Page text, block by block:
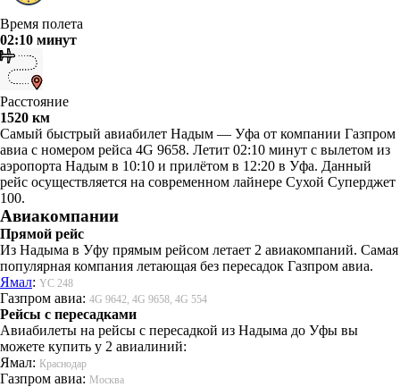
Время полета
02:10 минут
Расстояние
1520 км
Самый быстрый авиабилет Надым — Уфа от компании Газпром
авиа с номером рейса 4G 9658. Летит 02:10 минут с вылетом из
аэропорта Надым в 10:10 и прилётом в 12:20 в Уфа. Данный
рейс осуществляется на современном лайнере Сухой Суперджет
100.
Авиакомпании
Прямой рейс
Из Надыма в Уфу прямым рейсом летает 2 авиакомпаний. Самая
популярная компания летающая без пересадок Газпром авиа.
Ямал: YC 248
Газпром авиа: 4G 9642, 4G 9658, 4G 554
Рейсы с пересадками
Авиабилеты на рейсы с пересадкой из Надыма до Уфы вы
можете купить у 2 авиалиний:
Ямал: Краснодар
Газпром авиа: Москва